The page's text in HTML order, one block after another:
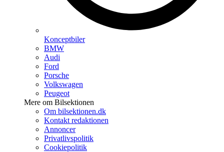
Konceptbiler
BMW
Audi
Ford
Porsche
Volkswagen
Peugeot
Mere om Bilsektionen
Om bilsektionen.dk
Kontakt redaktionen
Annoncer
Privatlivspolitik
Cookiepolitik